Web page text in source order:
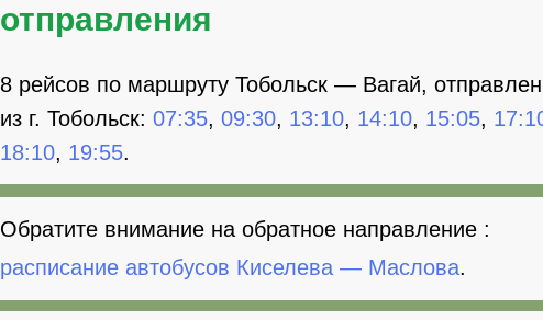
отправления
8 рейсов по маршруту Тобольск — Вагай,
из г. Тобольск: 07:35, 09:30, 13:10, 14:10, 15:05,
18:10, 19:55.
Обратите внимание на обратное направление :
расписание автобусов Киселева — Маслова.